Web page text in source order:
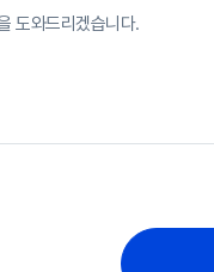
도와드리겠습니다.